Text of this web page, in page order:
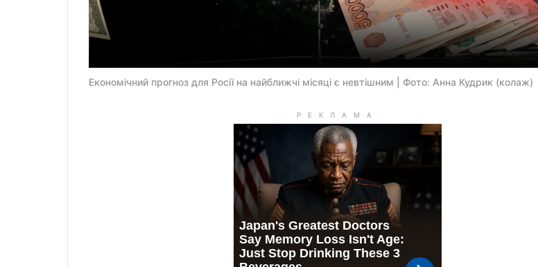
Економічний прогноз для Росії на найближчі місяці є невтішним | Фото: Анна Кудрик (колаж)